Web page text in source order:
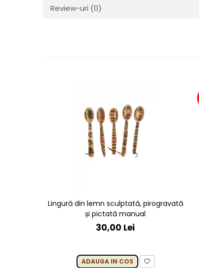
Review-uri (0)
Lingură din lemn sculptată, pirogravată
și pictată manual
30,00 Lei
ADAUGA IN COS